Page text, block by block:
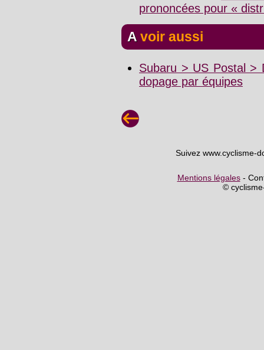
prononcées pour «
A voir aussi
Subaru > US Postal >
dopage par équipes
Suivez www.cyclisme-
Mentions légales-
©